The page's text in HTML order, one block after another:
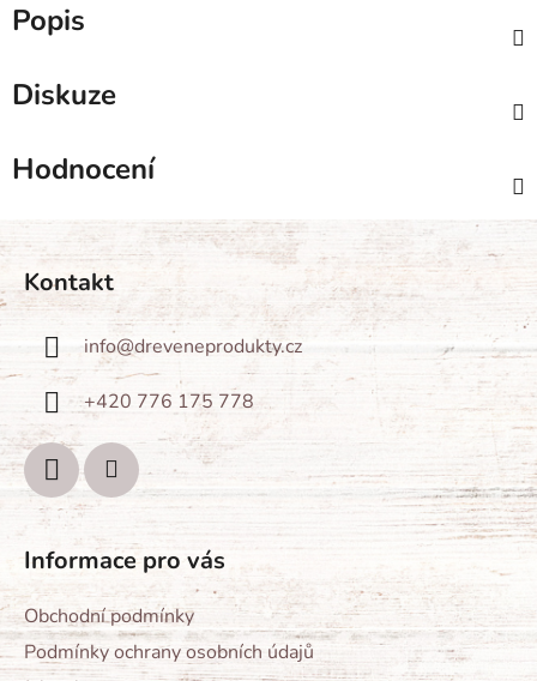
Popis
Diskuze
Hodnocení
á
p
a
t
í
Kontakt
info@dreveneprodukty.cz
+420 776 175 778
Informace pro vás
Obchodní podmínky
Podmínky ochrany osobních údajů